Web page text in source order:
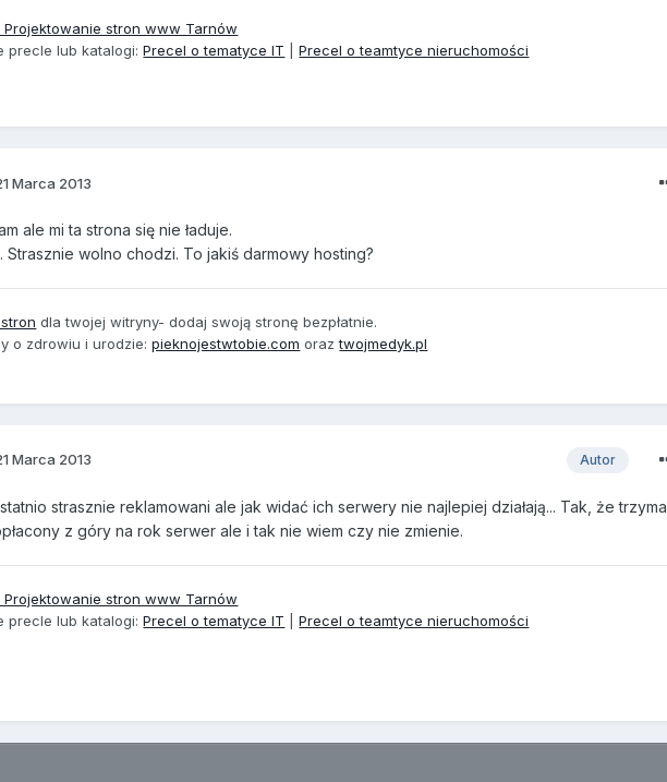
stron www Tarnów
precle lub katalogi:Precel o tematyce IT |Precel o teamtyce nieruchomości
Marca 2013
ale mi ta strona się nie ładuje.
Strasznie wolno chodzi. To jakiś darmowy hosting?
dla twojej witryny- dodaj swoją stronę bezpłatnie.
o zdrowiu i urodzie:pieknojestwtobie.com oraztwojmedyk.pl
Autor
Marca 2013
strasznie reklamowani ale jak widać ich serwery nie najlepiej działają... Tak, że trzyma
z góry na rok serwer ale i tak nie wiem czy nie zmienie.
stron www Tarnów
precle lub katalogi:Precel o tematyce IT |Precel o teamtyce nieruchomości